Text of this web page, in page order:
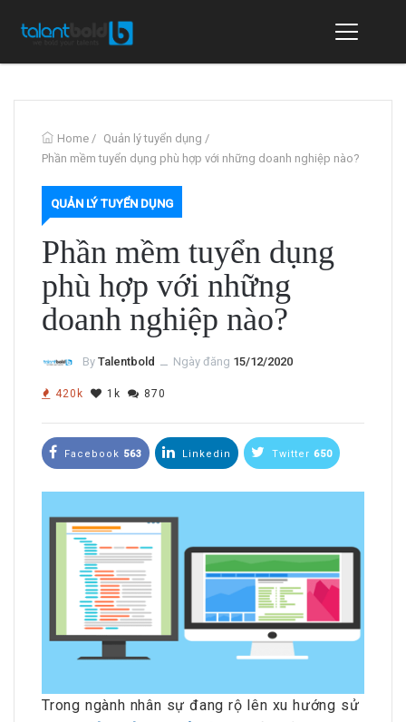
Home / Quản lý tuyển dụng /
Phần mềm tuyển dụng phù hợp với những doanh nghiệp nào?
QUẢN LÝ TUYỂN DỤNG
Phần mềm tuyển dụng
phù hợp với những
doanh nghiệp nào?
By Talentbold ــ Ngày đăng 15/12/2020
420k 1k 870
Facebook 563 Linkedin Twitter 650
Trong ngành nhân sự đang rộ lên xu hướng sử